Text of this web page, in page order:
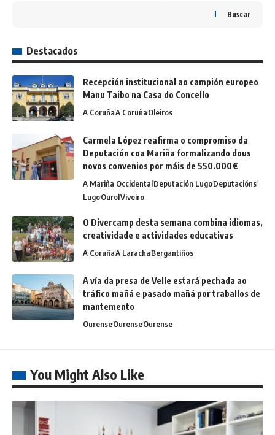
Buscar
Destacados
Recepción institucional ao campión europeo
Manu Taibo na Casa do Concello
A CoruñaA CoruñaOleiros
Carmela López reafirma o compromiso da
Deputación coa Mariña formalizando dous
novos convenios por máis de 550.000€
A Mariña OccidentalDeputación LugoDeputacións
LugoOurolViveiro
O Divercamp desta semana combina idiomas,
creatividade e actividades educativas
A CoruñaA LarachaBergantiños
A vía da presa de Velle estará pechada ao
tráfico mañá e pasado mañá por traballos de
mantemento
OurenseOurenseOurense
You Might Also Like